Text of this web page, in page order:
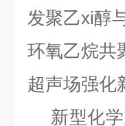
发聚乙xi醇
环氧乙烷共
超声场强化
新型化